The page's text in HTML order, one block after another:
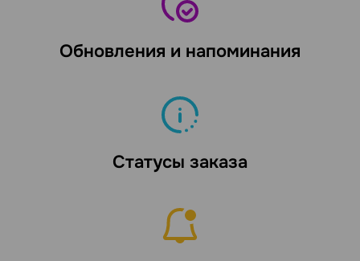
Обновления и напоминания
Статусы заказа